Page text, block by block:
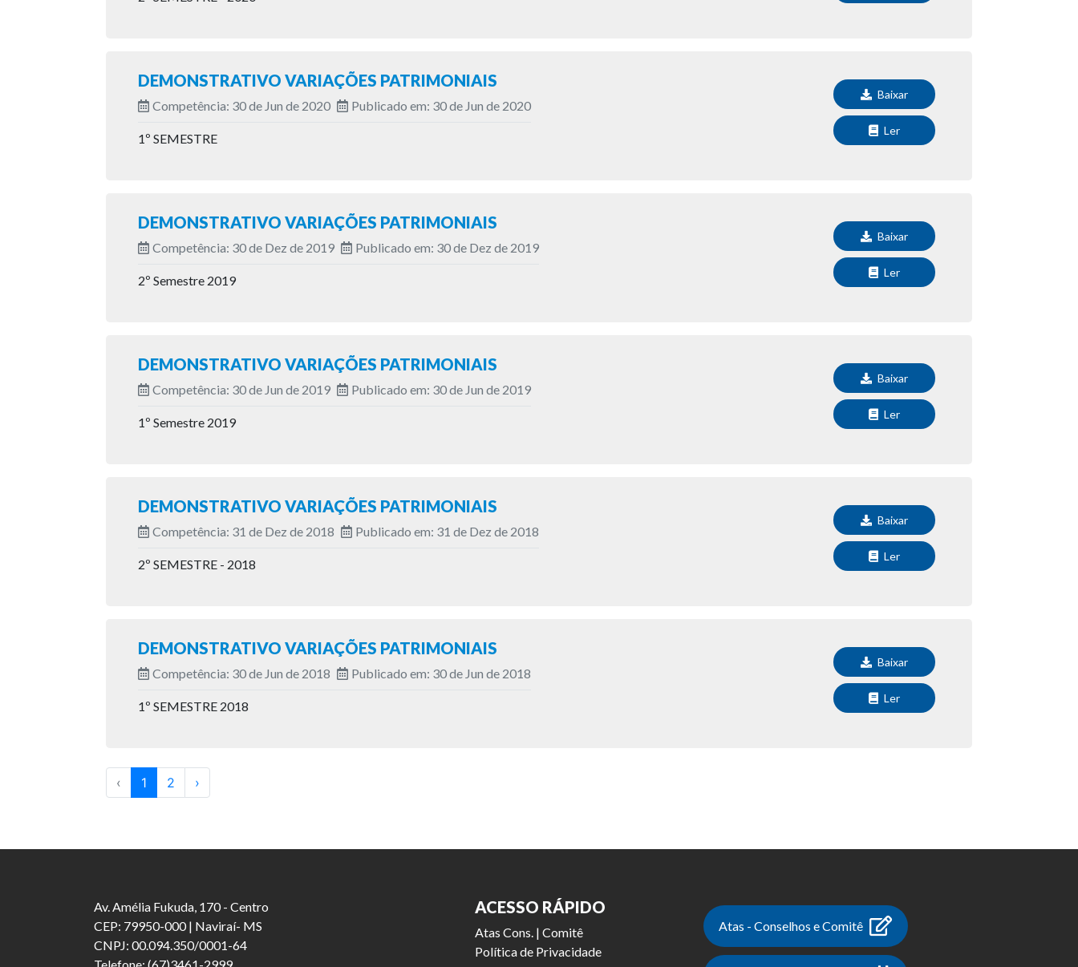
DEMONSTRATIVO VARIAÇÕES PATRIMONIAIS
Competência: 30 de Jun de 2020 Publicado em: 30 de Jun de 2020
1º SEMESTRE
Baixar
Ler
DEMONSTRATIVO VARIAÇÕES PATRIMONIAIS
Competência: 30 de Dez de 2019 Publicado em: 30 de Dez de 2019
2º Semestre 2019
Baixar
Ler
DEMONSTRATIVO VARIAÇÕES PATRIMONIAIS
Competência: 30 de Jun de 2019 Publicado em: 30 de Jun de 2019
1º Semestre 2019
Baixar
Ler
DEMONSTRATIVO VARIAÇÕES PATRIMONIAIS
Competência: 31 de Dez de 2018 Publicado em: 31 de Dez de 2018
2º SEMESTRE - 2018
Baixar
Ler
DEMONSTRATIVO VARIAÇÕES PATRIMONIAIS
Competência: 30 de Jun de 2018 Publicado em: 30 de Jun de 2018
1º SEMESTRE 2018
Baixar
Ler
‹ 1 2 ›
Av. Amélia Fukuda, 170 - Centro
CEP: 79950-000 | Naviraí- MS
CNPJ: 00.094.350/0001-64
ACESSO RÁPIDO
Atas Cons. | Comitê
Política de Privacidade
Atas - Conselhos e Comitê